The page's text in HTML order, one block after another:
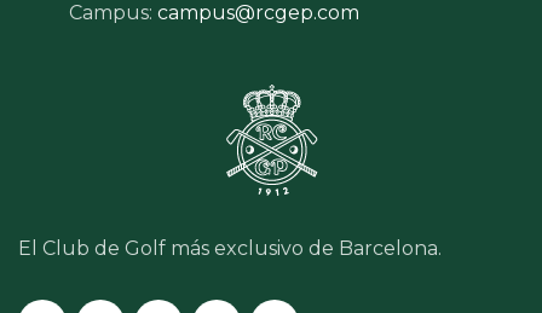
Campus: campus@rcgep.com
El Club de Golf más exclusivo de Barcelona.